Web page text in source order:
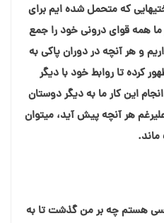
که متحمل شده ایم برای
همه قوای درونی خود را جمع
و هر آنچه در دوران پاکی به
کرده تا روابط خود با دیگر
این کار ما به دیگر دوستان
هر آنچه پیش آید، میتوان
هستم چه بر من گذشت تا به